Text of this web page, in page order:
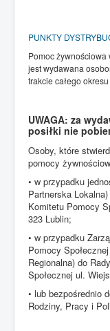
PUNKTY
Pomoc żywnościowa
jest wydawana
trakcie całego
UWAGA: za
posiłki nie
Osoby, które
pomocy
• w przypadku
Partnerska
Komitetu Pomocy
323 Lublin;
• w przypadku
Pomocy
Regionalna) do
Społecznej ul.
• lub bezpośrednio
Rodziny, Pracy i